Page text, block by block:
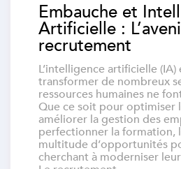
Embauche et
Artificielle :
recrutement
L’intelligence artificielle
transformer de nombreux
ressources humaines ne
Que ce soit pour optimiser
améliorer la gestion des
perfectionner la formation,
multitude d’opportunités
cherchant à moderniser